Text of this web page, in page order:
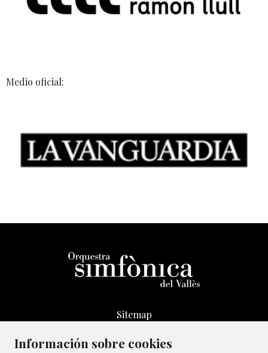
Medio oficial:
Sitemap
Transparencia
Información sobre cookies